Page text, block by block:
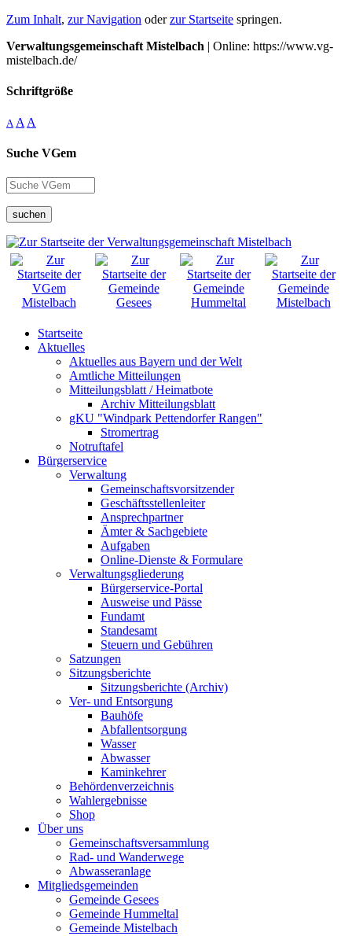
Zum Inhalt, zur Navigation oderzur Startseite springen.
Verwaltungsgemeinschaft Mistelbach | Online: https://www.vg-
mistelbach.de/
Schriftgröße
A A A
Suche VGem
suchen
Startseite
Aktuelles
Aktuelles aus Bayern und der Welt
Amtliche Mitteilungen
Mitteilungsblatt / Heimatbote
Archiv Mitteilungsblatt
gKU "Windpark Pettendorfer Rangen"
Stromertrag
Notruftafel
Bürgerservice
Verwaltung
Gemeinschaftsvorsitzender
Geschäftsstellenleiter
Ansprechpartner
Ämter & Sachgebiete
Aufgaben
Online-Dienste & Formulare
Verwaltungsgliederung
Bürgerservice-Portal
Ausweise und Pässe
Fundamt
Standesamt
Steuern und Gebühren
Satzungen
Sitzungsberichte
Sitzungsberichte (Archiv)
Ver- und Entsorgung
Bauhöfe
Abfallentsorgung
Wasser
Abwasser
Kaminkehrer
Behördenverzeichnis
Wahlergebnisse
Shop
Über uns
Gemeinschaftsversammlung
Rad- und Wanderwege
Abwasseranlage
Mitgliedsgemeinden
Gemeinde Gesees
Gemeinde Hummeltal
Gemeinde Mistelbach